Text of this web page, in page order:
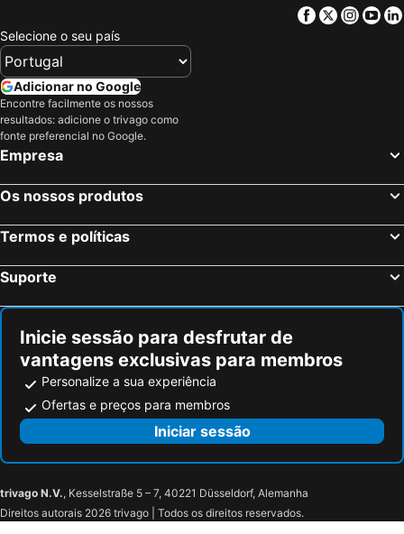
Facebook
Twitter
Selecione o seu país
Adicionar no Google
Encontre facilmente os nossos
resultados: adicione o trivago como
fonte preferencial no Google.
Empresa
Os nossos produtos
Termos e políticas
Suporte
Inicie sessão para desfrutar de
vantagens exclusivas para membros
Personalize a sua experiência
Ofertas e preços para membros
Iniciar sessão
trivago N.V., Kesselstraße 5 – 7, 40221 Düsseldorf, Alemanha
Direitos autorais 2026 trivago | Todos os direitos reservados.